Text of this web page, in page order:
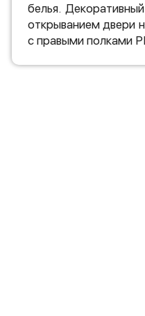
белья.
открыванием двери
с правыми полками